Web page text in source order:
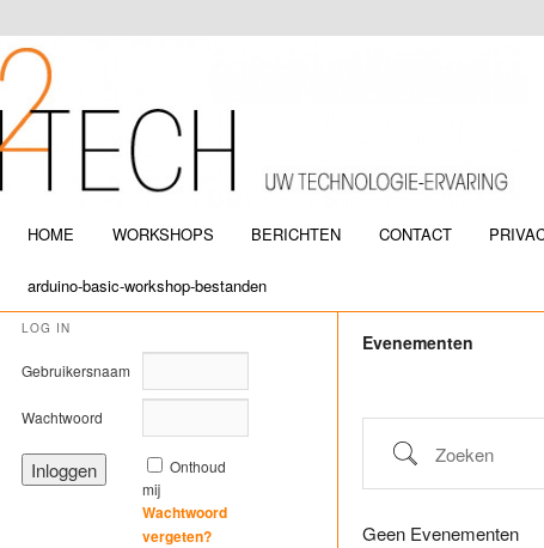
IN2TECH
Spring naar de primaire inhoud
Spring naar de secundaire inhoud
HOME WORKSHOPS BERICHTEN CONTACT
arduino-basic-workshop-bestanden
Evenementen
Zoeken
Geen Evenementen
LOG IN
Gebruikersnaam
Wachtwoord
Onthoud
mij
Wachtwoord
vergeten?